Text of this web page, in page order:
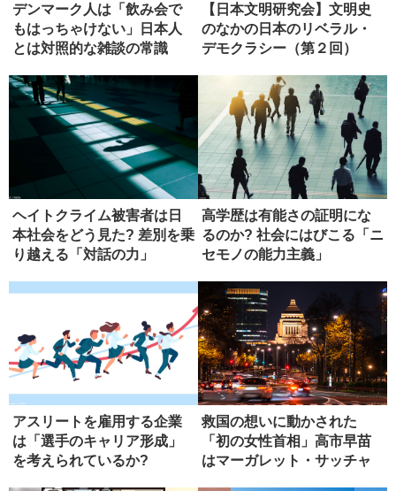
デンマーク人は「飲み会で
もはっちゃけない」日本人
とは対照的な雑談の常識
【日本文明研究会】文明史
のなかの日本のリベラル・
デモクラシー（第２回）
ヘイトクライム被害者は日
本社会をどう見た? 差別を乗
り越える「対話の力」
高学歴は有能さの証明にな
るのか? 社会にはびこる「ニ
セモノの能力主義」
アスリートを雇用する企業
は「選手のキャリア形成」
を考えられているか?
救国の想いに動かされた
「初の女性首相」高市早苗
はマーガレット・サッチャ